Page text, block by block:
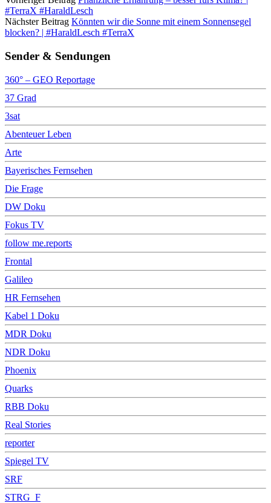
#TerraX #HaraldLesch
Nächster Beitrag Könnten wir die Sonne mit einem Sonnensegel
blocken? | #HaraldLesch #TerraX
Sender & Sendungen
360° – GEO Reportage
37 Grad
3sat
Abenteuer Leben
Arte
Bayerisches Fernsehen
Die Frage
DW Doku
Fokus TV
follow me.reports
Frontal
Galileo
HR Fernsehen
Kabel 1 Doku
MDR Doku
NDR Doku
Phoenix
Quarks
RBB Doku
Real Stories
reporter
Spiegel TV
SRF
STRG_F